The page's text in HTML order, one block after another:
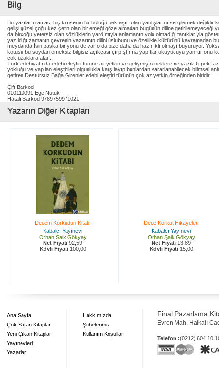
Bilgi
Bu yazıların amacı hiç kimsenin bir bölüğü pek aşırı olan yanlışlarını sergilemek
gelişi güzel çoğu kez çetin olan bir emeği göze almadan bugünün diline getirilemeyeceği
da birçoğu yetersiz olan sözlüklerin yardımıyla anlamanın yolu olmadığı tanıklarıyla
yazıldığı zamanın çevrenin yazarının dilini üslubunu ve özellikle kültürünü kavramadan
meydanda.İşin başka bir yönü de var o da bize daha da hazırlıklı olmayı buyuruyor.
kötüsü bu soydan emeksiz bilgisiz açıkçası çırpıştırma yapıtlar okuyucuyu yanıltır
çok uzaklara atar...
Türk edebiyatında edebi eleştiri türüne ait yetkin ve gelişmiş örneklere ne yazık ki pek
yokluğu ve yapılan eleştirileri olgunlukla karşılayıp bunlardan yararlanabilecek bilimsel
getiren Destursuz Bağa Girenler edebi eleştiri türünün çok az yetkin örneğinden biridir.
Çift Barkod
010110091 Ege Nutuk
Hatalı Barkod 9789759971021
Yazarın Diğer Kitapları
Dedem Korkudun Kitabı
Kabalcı Yayınevi
Orhan Şaik Gökyay
Net Fiyatı 92,59
Kdvli Fiyatı 100,00
Dede Korkut Hikayeleri
Kabalcı Yayınevi
Orhan Şaik Gökyay
Net Fiyatı 13,89
Kdvli Fiyatı 15,00
Ana Sayfa
Çok Satan Kitaplar
Yeni Çıkan Kitaplar
Yayınevleri
Yazarlar
Hakkımızda
Şubelerimiz
Kullanım Koşulları
Final Pazarlama
Evren Mah. Halkalı
Telefon :(0212) 604 10